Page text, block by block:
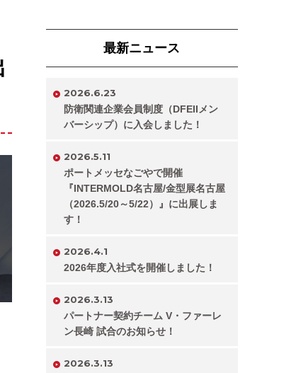
最新ニュース
2026.6.23
防衛関連企業会員制度（DFEIIメン
バーシップ）に入会しました！
2026.5.11
ポートメッセなごやで開催
『INTERMOLD名古屋/金型展名古屋
（2026.5/20～5/22）』に出展しま
す！
2026.4.1
2026年度入社式を開催しました！
2026.3.13
パートナー契約チーム V・ファーレ
ン長崎 試合のお知らせ！
2026.3.13